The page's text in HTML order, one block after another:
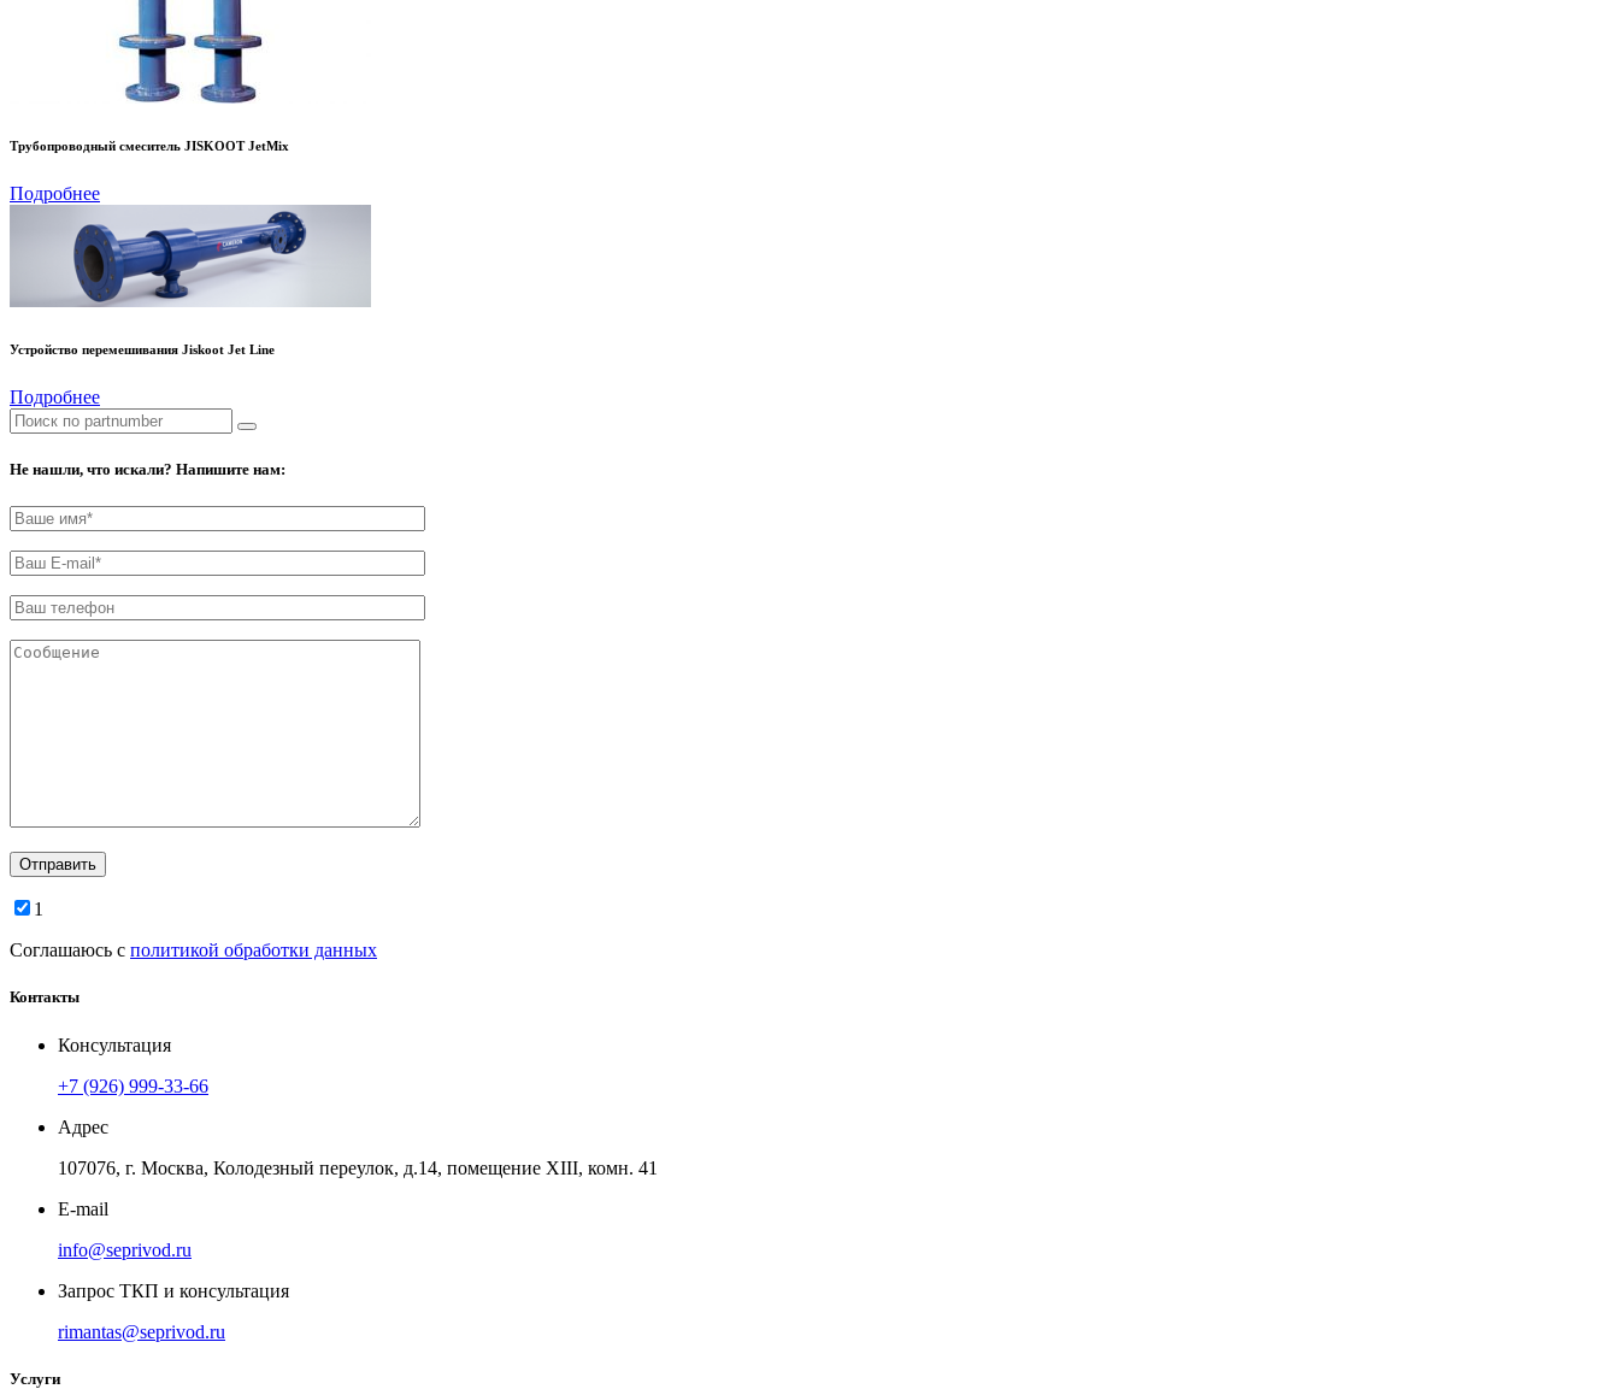
Трубопроводный смеситель JISKOOT JetMix
Подробнее
Устройство перемешивания Jiskoot Jet Line
Подробнее
Не нашли, что искали? Напишите нам:
1
Соглашаюсь с политикой обработки данных
Контакты
Консультация
+7 (926) 999-33-66
Адрес
107076, г. Москва, Колодезный переулок, д.14, помещение ХIII, комн. 41
E-mail
info@seprivod.ru
Запрос ТКП и консультация
rimantas@seprivod.ru
Услуги